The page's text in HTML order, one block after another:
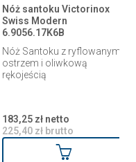
Nóż santoku Victorinox
Swiss Modern
6.9056.17K6B
Nóż Santoku z ryflowanym
ostrzem i oliwkową
rękojeścią
183,25 zł netto
225,40 zł brutto
Dodaj do